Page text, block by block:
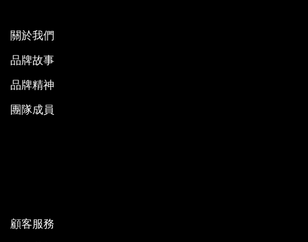
關於我們
品牌故事
品牌精神
團隊成員
顧客服務